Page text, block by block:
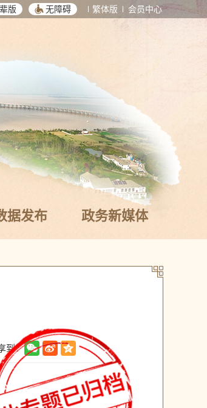
版 无障碍 繁体版 会员中心
据发布 政务新媒体
到：